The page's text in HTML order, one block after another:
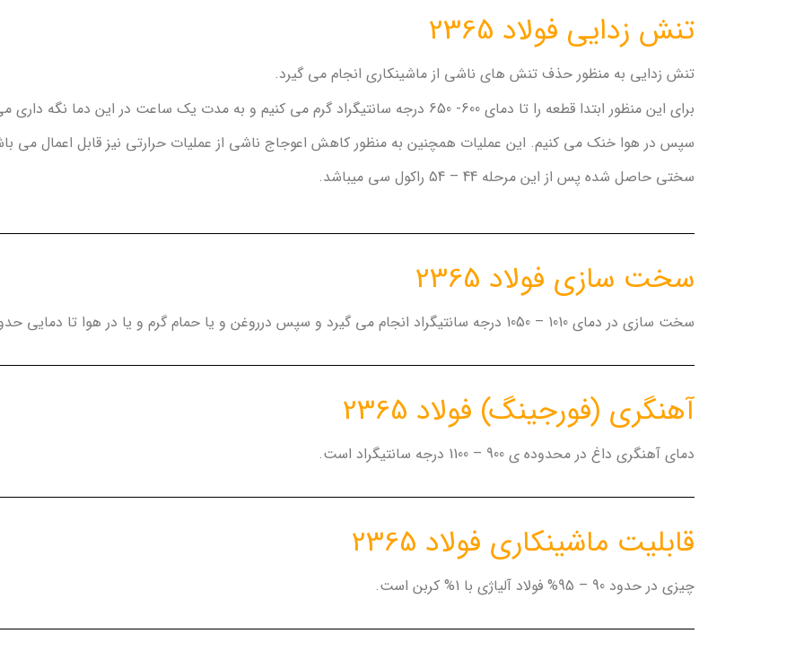
تنش زدایی فولاد 2365
تنش زدایی به منظور حذف تنش های ناشی از ماشینکاری انجام می گیرد.
برای این منظور ابتدا قطعه را تا دمای 600- 650 درجه سانتیگراد گرم می کنیم و به مدت یک ساعت در این دما نگه داری می کنیم.
سپس در هوا خنک می کنیم. این عملیات همچنین به منظور کاهش اعوجاج ناشی از عملیات حرارتی نیز قابل اعمال می
سختی حاصل شده پس از این مرحله 44 – 54 راکول سی میباشد.
سخت سازی فولاد 2365
سخت سازی در دمای 1010 – 1050 درجه سانتیگراد انجام می گیرد و سپس درروغن و یا حمام گرم و یا در هوا تا دمایی حدود 400 – 450 درجه سانتیگراد خنک می گردد.
آهنگری (فورجینگ) فولاد 2365
دمای آهنگری داغ در محدوده ی 900 – 1100 درجه سانتیگراد است.
قابلیت ماشینکاری فولاد 2365
چیزی در حدود 90 – 95% فولاد آلیاژی با 1% کربن است.